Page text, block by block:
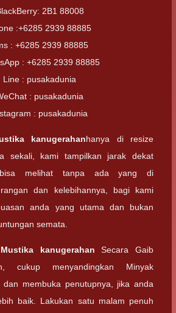
2B1 88008
:+6285 2939 88885
: +6285 2939 88885
: +6285 2939 88885
Line : pusakadunia
: pusakadunia
: pusakadunia
kanugerahanhanya di resize
sekali, kami tampilkan jarak dekat
melihat tanpa ada yang di
dan kelebihannya, bagi kami
anda yang utama dan bukan
semata.
Mustika kanugerahan Secara Gaib
cukup menyandingkan Minyak
dan membuka penutupnya, jika anda
baik. Lakukan satu malam penuh